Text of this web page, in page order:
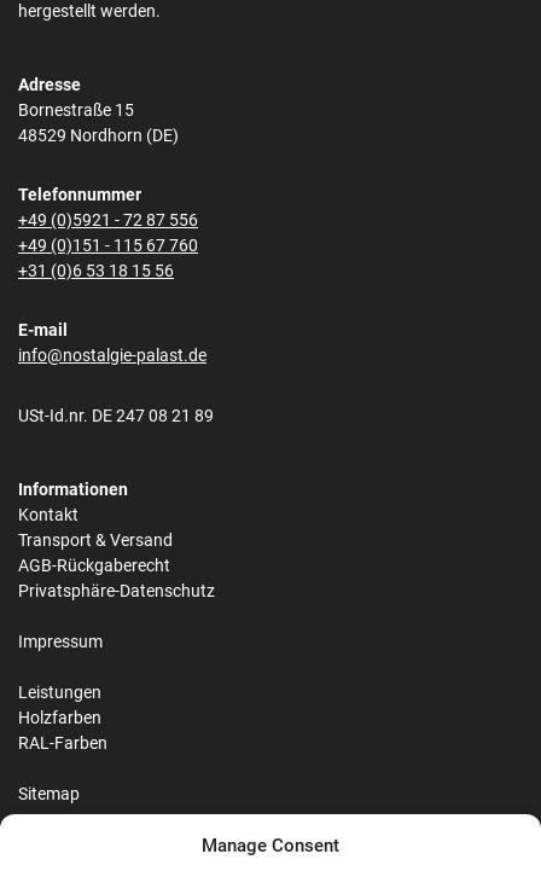
Manage Consent
hergestellt werden.
Adresse
Bornestraße 15
48529 Nordhorn (DE)
Telefonnummer
+49 (0)5921 - 72 87 556
+49 (0)151 - 115 67 760
+31 (0)6 53 18 15 56
E-mail
info@nostalgie-palast.de
USt-Id.nr. DE 247 08 21 89
Informationen
Kontakt
Transport & Versand
AGB-Rückgaberecht
Privatsphäre-Datenschutz
Impressum
Leistungen
Holzfarben
RAL-Farben
Sitemap